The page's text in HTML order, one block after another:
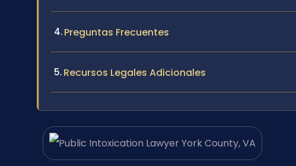
Preguntas Frecuentes
Recursos Legales Adicionales